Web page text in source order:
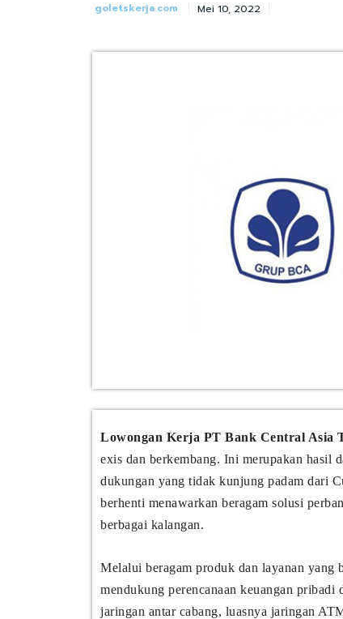
goletskerja.com Mei 10, 2022
Lowongan Kerja PT Bank Central Asia
exis dan berkembang. Ini merupakan
dukungan yang tidak kunjung padam dari
berhenti menawarkan beragam solusi
berbagai kalangan.
Melalui beragam produk dan layanan yang
mendukung perencanaan keuangan
jaringan antar cabang, luasnya jaringan